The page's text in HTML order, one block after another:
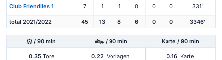
Club Friendlies 1 7 1 1 0 0 0 331'
total 2021/2022 45 13 8 6 0 0 3346'
/ 90 min / 90 min Karte / 90 min
0.35Tore 0.22 Vorlagen 0.16 Karte